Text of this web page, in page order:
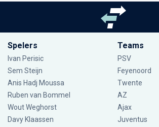
Spelers
Ivan Perisic
Sem Steijn
Anis Hadj Moussa
Ruben van Bommel
Wout Weghorst
Davy Klaassen
Teams
PSV
Feyenoord
Twente
AZ
Ajax
Juventus